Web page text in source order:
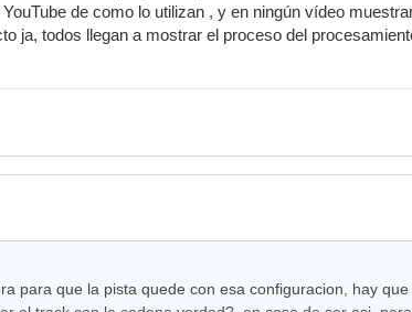
de como lo utilizan , y en ningún vídeo
ja, todos llegan a mostrar el proceso del
para que la pista quede con esa configuracion, hay